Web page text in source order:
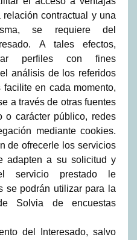
contractual y una
se requiere del
A tales efectos,
perfiles con fines
análisis de los referidos
en cada momento,
a través de otras fuentes
o carácter público, redes
mediante cookies.
de ofrecerle los servicios
adapten a su solicitud y
servicio prestado le
se podrán utilizar para la
Solvia de encuestas
del Interesado, salvo